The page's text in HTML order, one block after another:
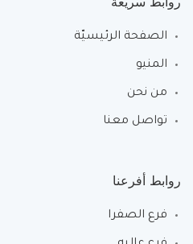
الصفحة الرئيسيّة
المنيو
من نحن
تواصل معنا
روابط أفرعنا
فرع الصفرا